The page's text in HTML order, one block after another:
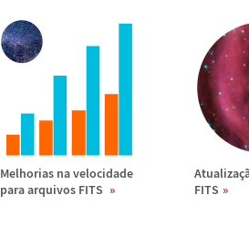
Melhorias na velocidade
para arquivos FITS
Atualizaç
FITS